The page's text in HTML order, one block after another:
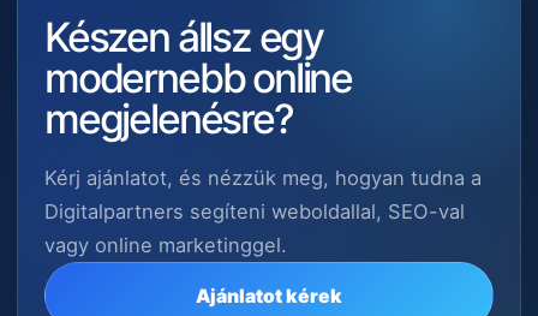
Készen állsz egy
modernebb online
megjelenésre?
Kérj ajánlatot, és nézzük meg, hogyan tudna a
Digitalpartners segíteni weboldallal, SEO-val
vagy online marketinggel.
Ajánlatot kérek